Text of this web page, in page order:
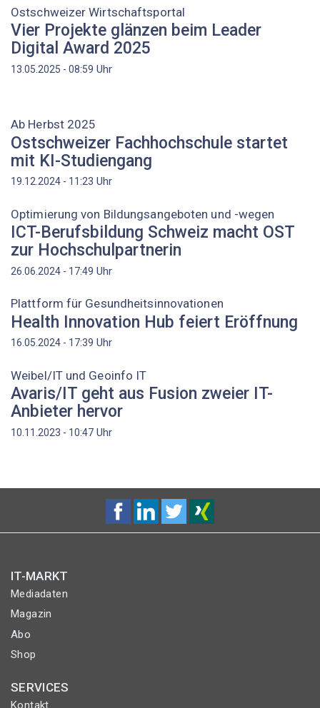
Ostschweizer Wirtschaftsportal
Vier Projekte glänzen beim Leader
Digital Award 2025
13.05.2025 - 08:59 Uhr
Ab Herbst 2025
Ostschweizer Fachhochschule startet
mit KI-Studiengang
19.12.2024 - 11:23 Uhr
Optimierung von Bildungsangeboten und -wegen
ICT-Berufsbildung Schweiz macht OST
zur Hochschulpartnerin
26.06.2024 - 17:49 Uhr
Plattform für Gesundheitsinnovationen
Health Innovation Hub feiert Eröffnung
16.05.2024 - 17:39 Uhr
Weibel/IT und Geoinfo IT
Avaris/IT geht aus Fusion zweier IT-
Anbieter hervor
10.11.2023 - 10:47 Uhr
IT-MARKT
Mediadaten
Magazin
Abo
Shop
SERVICES
Kontakt